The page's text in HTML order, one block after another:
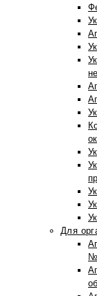
Для